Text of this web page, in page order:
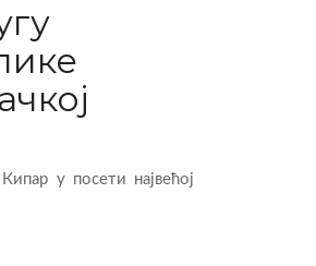
у посети највећој